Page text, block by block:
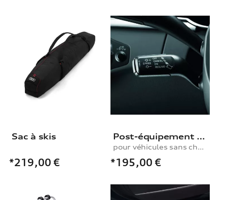
Sac à skis
*219,00 €
Post-équipement pour régulateur de vitesse
pour véhicules sans chauffage du volant
*195,00 €